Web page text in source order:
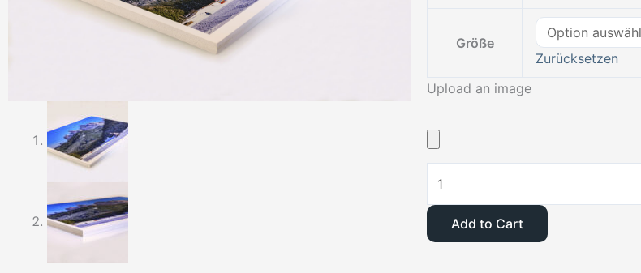
Größe
Zurücksetzen
Upload an image
Add to Cart